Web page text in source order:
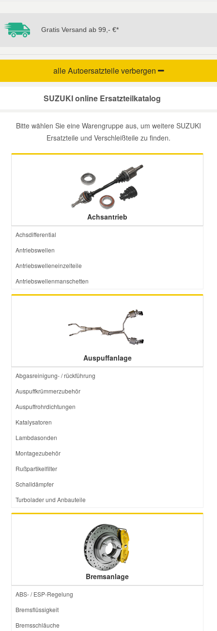
Gratis Versand ab 99,- €*
alle Autoersatzteileverbergen
SUZUKI online Ersatzteilkatalog
Bitte wählen Sie eine Warengruppe aus, um weitere SUZUKI
Ersatzteile und Verschleißteile zu finden.
Achsantrieb
Achsdifferential
Antriebswellen
Antriebswelleneinzelteile
Antriebswellenmanschetten
Auspuffanlage
Abgasreinigung- / rückführung
Auspuffkrümmerzubehör
Auspuffrohrdichtungen
Katalysatoren
Lambdasonden
Montagezubehör
Rußpartikelfilter
Schalldämpfer
Turbolader und Anbauteile
Bremsanlage
ABS- / ESP-Regelung
Bremsflüssigkeit
Bremsschläuche
Suzuki Ersatzteile
Toyota Ersatzteile